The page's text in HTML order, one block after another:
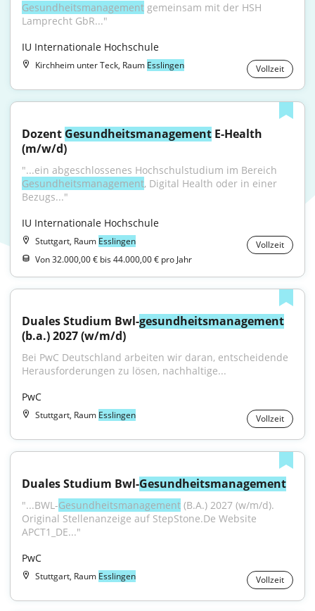
Gesundheitsmanagement gemeinsam mit der HSH
Lamprecht GbR..."
IU Internationale Hochschule
Kirchheim unter Teck, Raum Esslingen Vollzeit
Dozent Gesundheitsmanagement E-Health
(m/w/d)
Gesundheitsmanagement, Digital Health oder in einer
Bezugs..."
IU Internationale Hochschule
Stuttgart, Raum Esslingen
Vollzeit
Von 32.000,00 € bis 44.000,00 € pro Jahr
Duales Studium Bwl-gesundheitsmanagement
(b.a.) 2027 (w/m/d)
Bei PwC Deutschland arbeiten wir daran, entscheidende
Herausforderungen zu lösen, nachhaltige...
PwC
Stuttgart, Raum Esslingen Vollzeit
Duales Studium Bwl-Gesundheitsmanagement
"...BWL-Gesundheitsmanagement (B.A.) 2027 (w/m/d).
Original Stellenanzeige auf StepStone.De Website
APCT1_DE..."
PwC
Stuttgart, Raum Esslingen Vollzeit